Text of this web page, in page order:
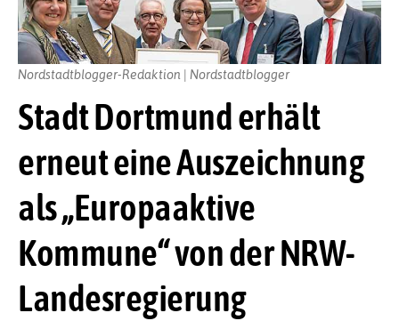
Stadt Dortmund erhält
erneut eine Auszeichnung
als „Europaaktive
Kommune“ von der NRW-
Landesregierung
Nordstadtblogger-Redaktion | Nordstadtblogger